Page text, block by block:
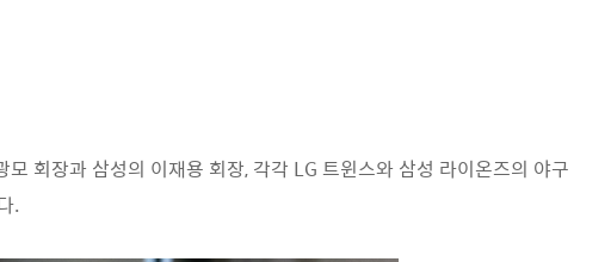
모 회장과 삼성의 이재용 회장, 각각 LG 트윈스와 삼성 라이온즈의 야구
.